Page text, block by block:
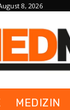
8, 2026
MEDIZIN